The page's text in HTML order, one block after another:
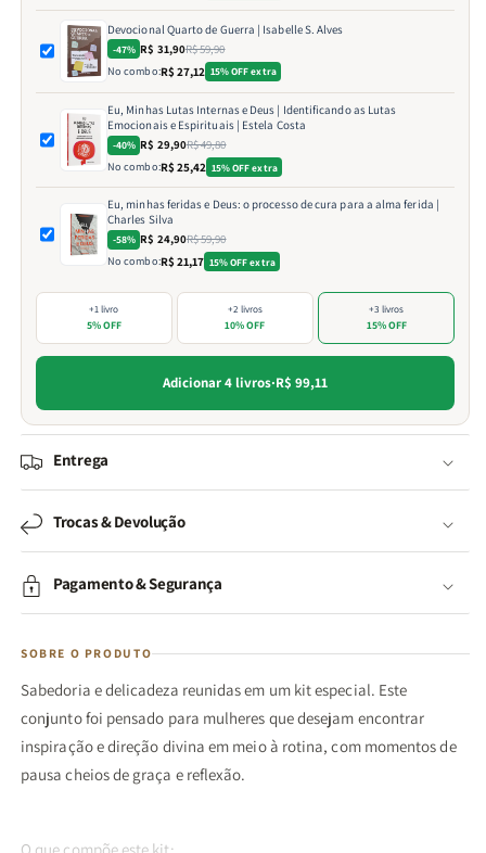
Devocional Quarto de Guerra | Isabelle S. Alves
-47% R$ 31,90R$ 59,90
No combo:R$ 27,12 15% OFF extra
Eu, Minhas Lutas Internas e Deus | Identificando as Lutas
Emocionais e Espirituais | Estela Costa
-40% R$ 29,90R$ 49,80
No combo:R$ 25,42 15% OFF extra
Eu, minhas feridas e Deus: o processo de cura para a alma ferida |
Charles Silva
-58% R$ 24,90R$ 59,90
No combo:R$ 21,17 15% OFF extra
+1 livro
5% OFF
+2 livros
10% OFF
+3 livros
15% OFF
Adicionar 4 livros·R$ 99,11
Entrega
Trocas & Devolução
Pagamento & Segurança
SOBRE O PRODUTO
Sabedoria e delicadeza reunidas em um kit especial. Este
conjunto foi pensado para mulheres que desejam encontrar
inspiração e direção divina em meio à rotina, com momentos de
pausa cheios de graça e reflexão.